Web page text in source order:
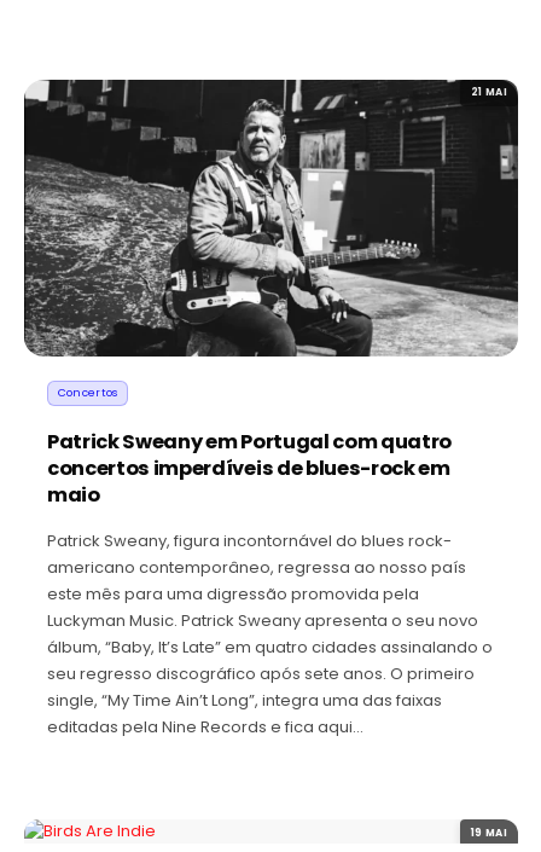
21 MAI
Concertos
Patrick Sweany em Portugal com quatro
concertos imperdíveis de blues-rock em
maio
Patrick Sweany, figura incontornável do blues rock-
americano contemporâneo, regressa ao nosso país
este mês para uma digressão promovida pela
Luckyman Music. Patrick Sweany apresenta o seu novo
álbum, “Baby, It’s Late” em quatro cidades assinalando o
seu regresso discográfico após sete anos. O primeiro
single, “My Time Ain’t Long”, integra uma das faixas
editadas pela Nine Records e fica aqui…
19 MAI